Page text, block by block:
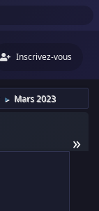
Inscrivez-vous
► Mars 2023
»